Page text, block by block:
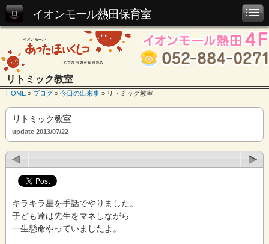
イオンモール熱田保育室
リトミック教室
HOME » ブログ » 今日の出来事 » リトミック教室
リトミック教室
update 2013/07/22
キラキラ星を手話でやりました。
子ども達は先生をマネしながら
一生懸命やっていましたよ。